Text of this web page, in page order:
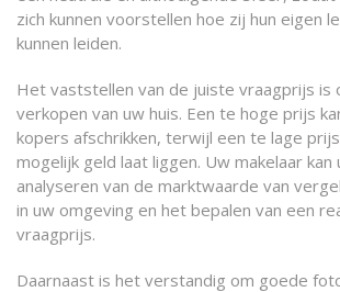
zich kunnen voorstellen hoe zij hun eigen
kunnen leiden.
Het vaststellen van de juiste vraagprijs is
verkopen van uw huis. Een te hoge prijs
kopers afschrikken, terwijl een te lage
mogelijk geld laat liggen. Uw makelaar kan
analyseren van de marktwaarde van
in uw omgeving en het bepalen van een
vraagprijs.
Daarnaast is het verstandig om goede